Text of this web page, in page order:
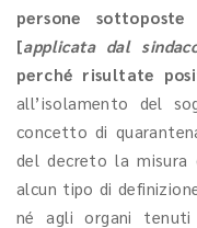
persone
[applicata dal
perché risultate
all’isolamento del
concetto di
del decreto la misura
alcun tipo di
né agli organi